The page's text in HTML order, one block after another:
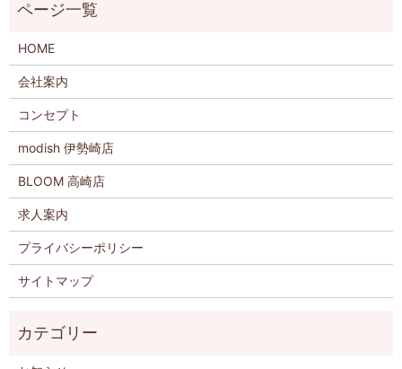
HOME
会社案内
コンセプト
modish 伊勢崎店
BLOOM 高崎店
求人案内
プライバシーポリシー
サイトマップ